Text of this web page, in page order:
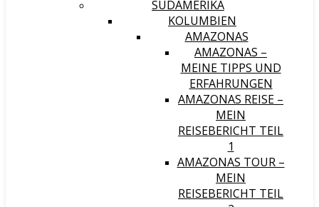
SÜDAMERIKA
KOLUMBIEN
AMAZONAS
AMAZONAS –
MEINE TIPPS UND
ERFAHRUNGEN
AMAZONAS REISE –
MEIN
REISEBERICHT TEIL
1
AMAZONAS TOUR –
MEIN
REISEBERICHT TEIL